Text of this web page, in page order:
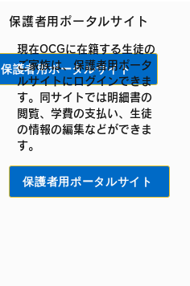
保護者用ポータルサイト
保護者用ポータルサイト
現在OCGに在籍する生徒の
ご家族は、保護者用ポータ
ルサイトにログインできま
す。同サイトでは明細書の
閲覧、学費の支払い、生徒
の情報の編集などができま
す。
保護者用ポータルサイト